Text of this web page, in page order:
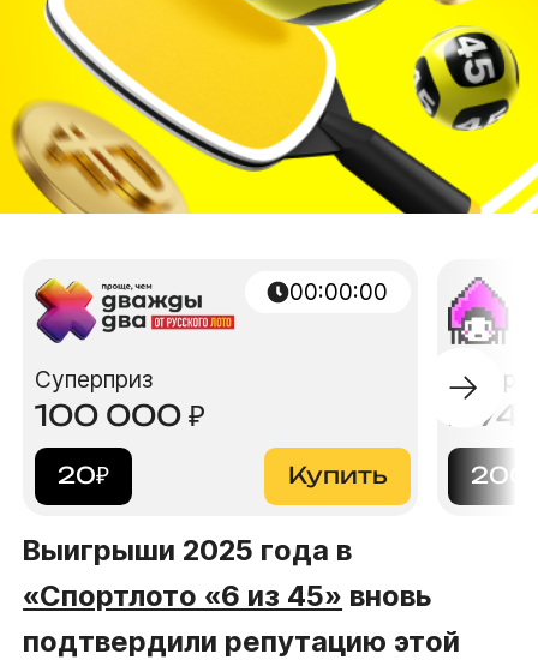
00:00:00
Суперприз
100 000₽
20₽ Купить
2
200
Выигрыши 2025 года в
«Спортлото «6 из 45» вновь
подтвердили репутацию этой